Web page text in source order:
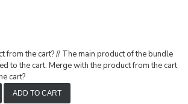
from the cart?// The main product of the bundle
to the cart. Merge with the product from the cart
cart?
ADD TO CART